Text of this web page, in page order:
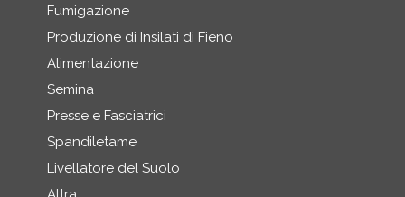
Fumigazione
Produzione di Insilati di Fieno
Alimentazione
Semina
Presse e Fasciatrici
Spandiletame
Livellatore del Suolo